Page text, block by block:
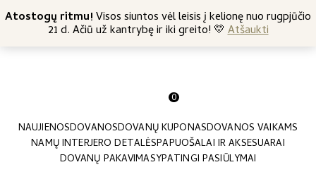
Atostogų ritmu!Visos siuntos vėl leisis į kelionę nuo rugpjūčio
21 d. Ačiū už kantrybę ir iki greito! 💛Atšaukti
Nemokamas siuntimas nuo 45 Eur +370 682 57369
0
NAUJIENOSDOVANOSDOVANŲ KUPONASDOVANOS VAIKAMS
NAMŲ INTERJERO DETALĖSPAPUOŠALAI IR AKSESUARAI
DOVANŲ PAKAVIMASYPATINGI PASIŪLYMAI